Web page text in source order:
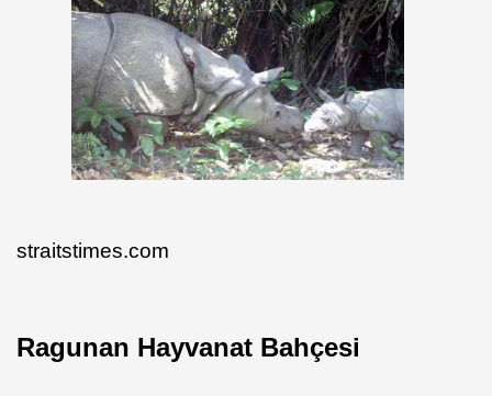
straitstimes.com
Ragunan Hayvanat Bahçesi